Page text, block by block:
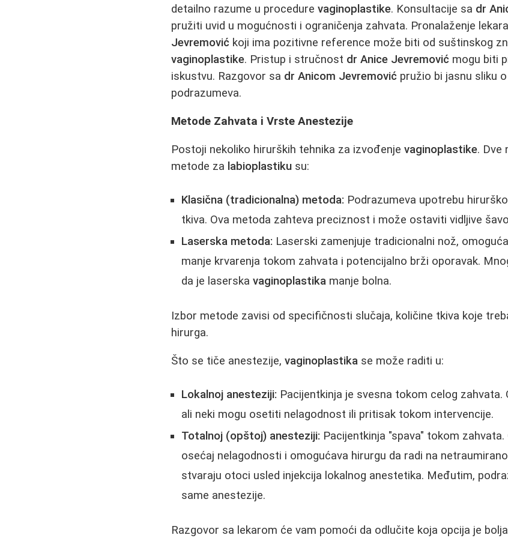
detailno razume u procedurevaginoplastike. Konsultacije sa dr
pružiti uvid u mogućnosti i ograničenja zahvata. Pronalaženje
Jevremović koji ima pozitivne reference može biti od suštinskog
vaginoplastike. Pristup i stručnost dr Anice Jevremović mogu biti
iskustvu. Razgovor sa dr Anicom Jevremović pružio bi jasnu sliku
podrazumeva.
Metode Zahvata i Vrste Anestezije
Postoji nekoliko hirurških tehnika za izvođenjevaginoplastike. Dve
metode za labioplastiku su:
Klasična (tradicionalna) metoda: Podrazumeva upotrebu
tkiva. Ova metoda zahteva preciznost i može ostaviti vidljive
Laserska metoda: Laserski zamenjuje tradicionalni nož,
manje krvarenja tokom zahvata i potencijalno brži oporavak.
da je laserskavaginoplastika manje bolna.
Izbor metode zavisi od specifičnosti slučaja, količine tkiva koje
hirurga.
Što se tiče anestezije,vaginoplastika se može raditi u:
Lokalnoj anesteziji: Pacijentkinja je svesna tokom celog zahvata.
ali neki mogu osetiti nelagodnost ili pritisak tokom intervencije.
Totalnoj (opštoj) anesteziji: Pacijentkinja "spava" tokom
osećaj nelagodnosti i omogućava hirurgu da radi na
stvaraju otoci usled injekcija lokalnog anestetika. Međutim,
same anestezije.
Razgovor sa lekarom će vam pomoći da odlučite koja opcija je